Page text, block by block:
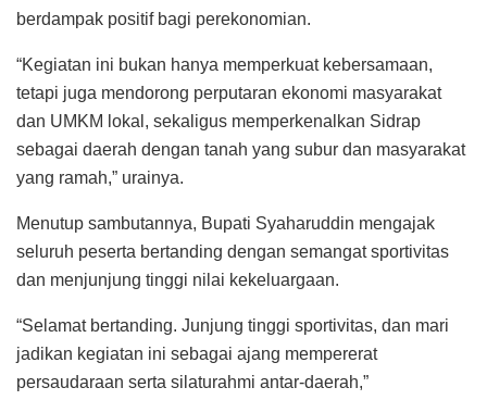
berdampak positif bagi perekonomian.
“Kegiatan ini bukan hanya memperkuat kebersamaan,
tetapi juga mendorong perputaran ekonomi masyarakat
dan UMKM lokal, sekaligus memperkenalkan Sidrap
sebagai daerah dengan tanah yang subur dan masyarakat
yang ramah,” urainya.
Menutup sambutannya, Bupati Syaharuddin mengajak
seluruh peserta bertanding dengan semangat sportivitas
dan menjunjung tinggi nilai kekeluargaan.
“Selamat bertanding. Junjung tinggi sportivitas, dan mari
jadikan kegiatan ini sebagai ajang mempererat
persaudaraan serta silaturahmi antar-daerah,”